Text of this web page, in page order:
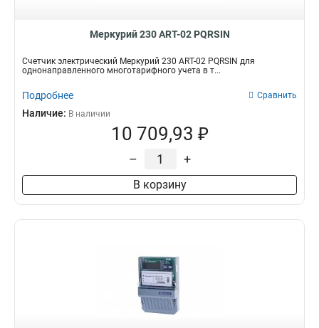
Меркурий 230 АRT-02 PQRSIN
Счетчик электрический Меркурий 230 АRT-02 PQRSIN для
однонаправленного многотарифного учета в т...
Подробнее Сравнить
Наличие: В наличии
10 709,93 ₽
– +
В корзину